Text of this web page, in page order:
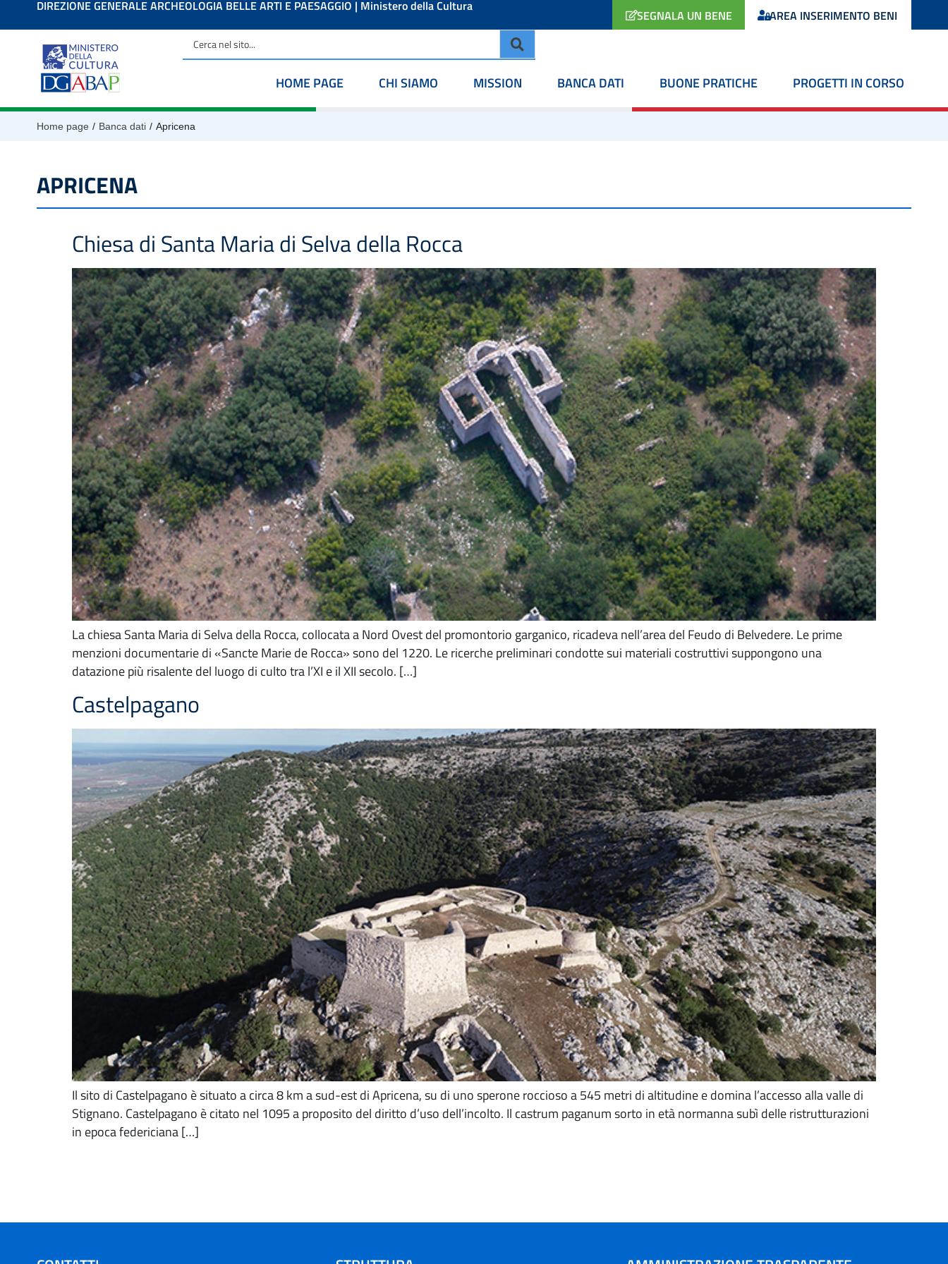
contenutoDIREZIONE GENERALE ARCHEOLOGIA BELLE ARTI E PAESAGGIO | Ministero della Cultura
SEGNALA UN BENE AREA INSERIMENTO BENI
HOME PAGE CHI SIAMO MISSION BANCA DATI BUONE PRATICHE PROGETTI IN CORSO
Home page / Banca dati / Apricena
APRICENA
Chiesa di Santa Maria di Selva della Rocca
La chiesa Santa Maria di Selva della Rocca, collocata a Nord Ovest del promontorio garganico, ricadeva nell’area del Feudo di Belvedere. Le prime
menzioni documentarie di «Sancte Marie de Rocca» sono del 1220. Le ricerche preliminari condotte sui materiali costruttivi suppongono una
datazione più risalente del luogo di culto tra l’XI e il XII secolo. […]
Castelpagano
Il sito di Castelpagano è situato a circa 8 km a sud-est di Apricena, su di uno sperone roccioso a 545 metri di altitudine e domina l’accesso alla valle di
Stignano. Castelpagano è citato nel 1095 a proposito del diritto d’uso dell’incolto. Il castrum paganum sorto in età normanna subì delle ristrutturazioni
in epoca federiciana […]